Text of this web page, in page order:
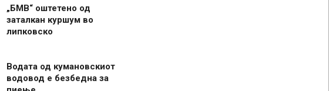
„БМВ“ оштетено од
заталкан куршум во
липковско
Водата од кумановскиот
водовод е безбедна за